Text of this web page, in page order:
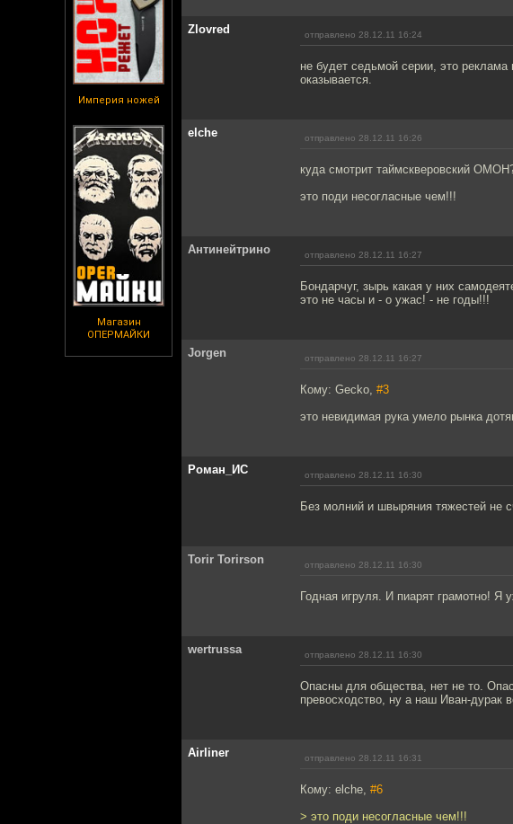
Империя ножей
Магазин
ОПЕРМАЙКИ
Zlovred отправлено 28.12.11 16:24
не будет седьмой серии, это
оказывается.
elche отправлено 28.12.11 16:26
куда смотрит таймскверовский
это поди несогласные чем!!!
Антинейтрино отправлено 28.12.11 16:27
Бондарчуг, зырь какая у них
это не часы и - о ужас! - не годы!!!
Jorgen отправлено 28.12.11 16:27
Кому: Gecko, #3
это невидимая рука умело рынка
Роман_ИС отправлено 28.12.11 16:30
Без молний и швыряния тяжестей не
Torir Torirson отправлено 28.12.11 16:30
Годная игруля. И пиарят грамотно!
wertrussa отправлено 28.12.11 16:30
Опасны для общества, нет не то.
превосходство, ну а наш Иван-дурак
Airliner отправлено 28.12.11 16:31
Кому: elche, #6
> это поди несогласные чем!!!